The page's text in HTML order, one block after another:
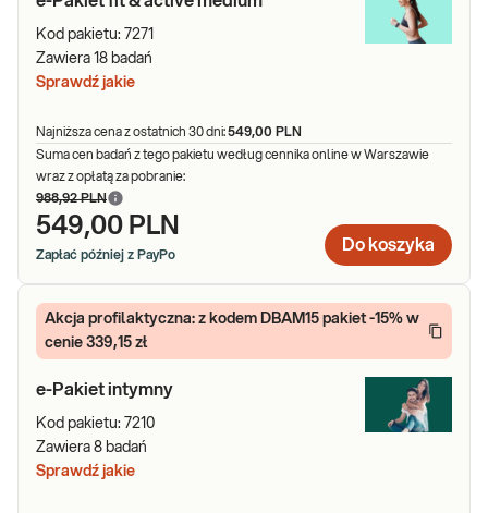
Kod pakietu: 7271
Zawiera 18 badań
Sprawdź jakie
Najniższa cena z ostatnich 30 dni:549,00 PLN
Suma cen badań z tego pakietu według cennika online w Warszawie
wraz z opłatą za pobranie:
988,92 PLN
549,00 PLN
Zapłać później z PayPo
Do koszyka
Akcja profilaktyczna: z kodem DBAM15 pakiet -15% w
cenie 339,15 zł
e-Pakiet intymny
Kod pakietu: 7210
Zawiera 8 badań
Sprawdź jakie